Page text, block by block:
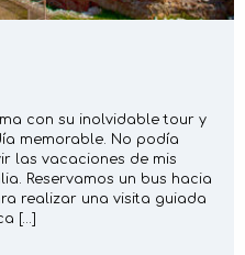
con su inolvidable tour y
memorable. No podía
las vacaciones de mis
Reservamos un bus hacia
realizar una visita guiada
[…]